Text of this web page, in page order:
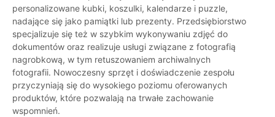
personalizowane kubki, koszulki, kalendarze i puzzle,
nadające się jako pamiątki lub prezenty. Przedsiębiorstwo
specjalizuje się też w szybkim wykonywaniu zdjęć do
dokumentów oraz realizuje usługi związane z fotografią
nagrobkową, w tym retuszowaniem archiwalnych
fotografii. Nowoczesny sprzęt i doświadczenie zespołu
przyczyniają się do wysokiego poziomu oferowanych
produktów, które pozwalają na trwałe zachowanie
wspomnień.